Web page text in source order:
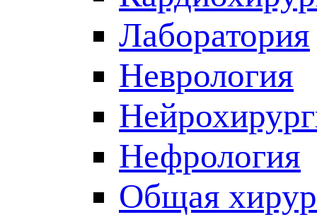
Лаборатория
Неврология
Нефрология
Общая